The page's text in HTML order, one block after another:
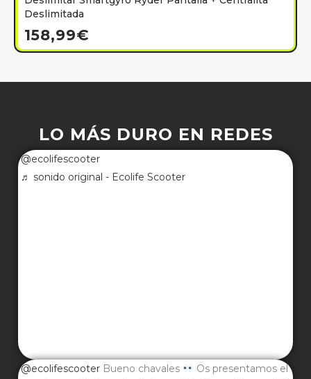
Deslimitada
158,99€
LO MÁS DURO EN REDES
@ecolifescooter
♬ sonido original - Ecolife Scooter
@ecolifescooter Bueno chavales
Os presentamos el